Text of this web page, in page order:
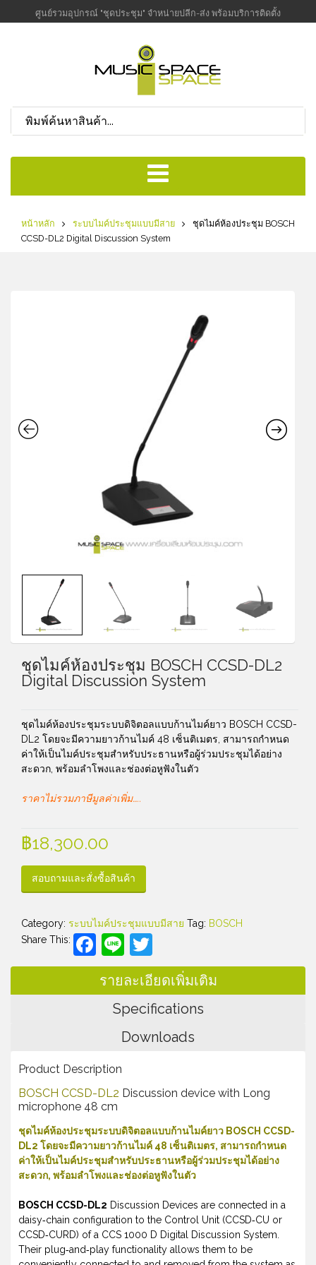
ศูนย์รวมอุปกรณ์ "ชุดประชุม" จำหน่ายปลีก-ส่ง พร้อมบริการติดตั้ง
หน้าหลัก ระบบไมค์ประชุมแบบมีสาย
ชุดไมค์ห้องประชุม BOSCH
CCSD-DL2 Digital Discussion System
ชุดไมค์ห้องประชุม BOSCH CCSD-DL2
Digital Discussion System
ชุดไมค์ห้องประชุมระบบดิจิตอลแบบก้านไมค์ยาว BOSCH CCSD-
DL2 โดยจะมีความยาวก้านไมค์ 48 เซ็นติเมตร, สามารถกำหนด
ค่าให้เป็นไมค์ประชุมสำหรับประธานหรือผู้ร่วมประชุมได้อย่าง
สะดวก, พร้อมลำโพงและช่องต่อหูฟังในตัว
ราคาไม่รวมภาษีมูลค่าเพิ่ม…..
฿18,300.00
สอบถามและสั่งซื้อสินค้า
Category: ระบบไมค์ประชุมแบบมีสาย Tag: BOSCH
Share This:
Facebook
Line
รายละเอียดเพิ่มเติม
Specifications
Downloads
Product Description
BOSCH CCSD-DL2 Discussion device with Long
microphone 48 cm
ชุดไมค์ห้องประชุมระบบดิจิตอลแบบก้านไมค์ยาว BOSCH CCSD-
DL2 โดยจะมีความยาวก้านไมค์ 48 เซ็นติเมตร, สามารถกำหนด
ค่าให้เป็นไมค์ประชุมสำหรับประธานหรือผู้ร่วมประชุมได้อย่าง
สะดวก, พร้อมลำโพงและช่องต่อหูฟังในตัว
BOSCH CCSD-DL2 Discussion Devices are connected in a
daisy‑chain configuration to the Control Unit (CCSD‑CU or
CCSD‑CURD) of a CCS 1000 D Digital Discussion System.
Their plug‑and‑play functionality allows them to be